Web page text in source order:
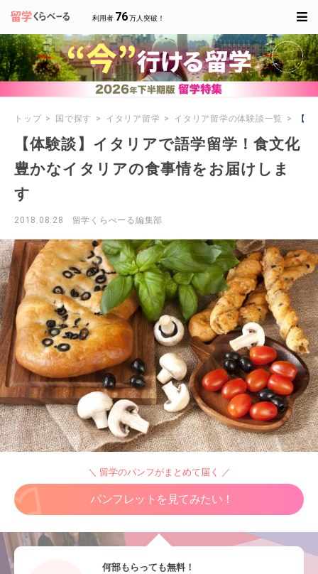
利用者 76万人突破！
トップ 国で探す イタリア留学 イタリア留学の体験談一覧 【
【体験談】イタリアで語学留学！食文化
豊かなイタリアの食事情をお届けしま
す
2018.08.28 留学くらべーる編集部
＼ 留学のパンフがまとめて届く ／
パンフレットを見てみたい！
何部もらっても無料！